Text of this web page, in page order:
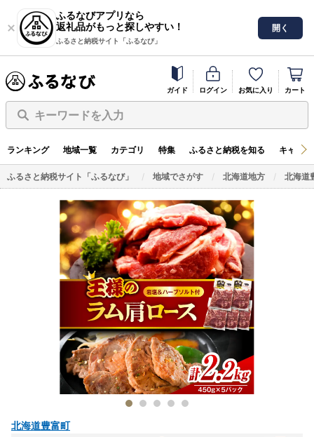
ふるなびアプリなら
返礼品がもっと探しやすい！
ふるさと納税サイト「ふるなび」
開く
ガイド ログイン お気に入り カート
キーワードを入力
ランキング 地域一覧 カテゴリ 特集 ふるさと納税を知る キャン
ふるさと納税サイト「ふるなび」 地域でさがす 北海道地方 北海道
北海道豊富町